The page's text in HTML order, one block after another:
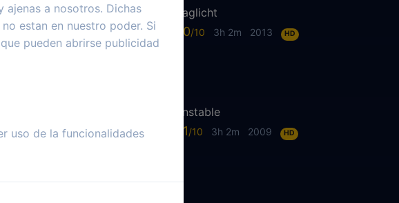
Daglicht
7.0 3h 2m 2013 HD
Unstable
6.1 3h 2m 2009 HD
ajenas a nosotros. Dichas
estan en nuestro poder. Si
que pueden abrirse publicidad
uso de la funcionalidades